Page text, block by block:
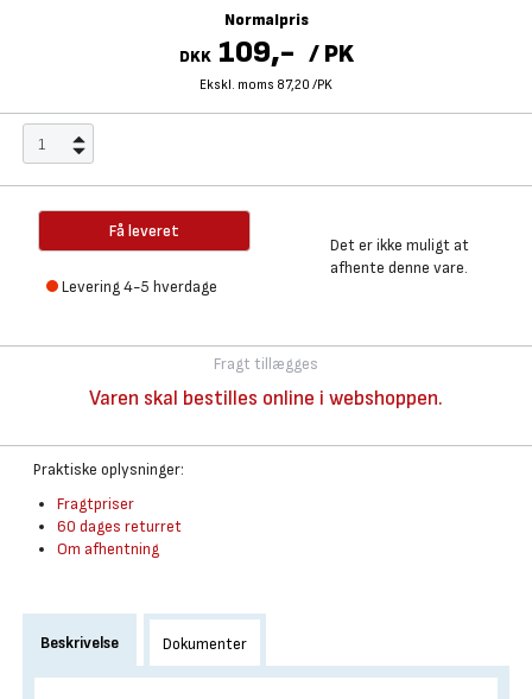
Normalpris
DKK 109,- / PK
Ekskl. moms 87,20 /PK
Få leveret
Levering 4-5 hverdage
Det er ikke muligt at
afhente denne vare.
Fragt tillægges
Varen skal bestilles online i webshoppen.
Praktiske oplysninger:
Fragtpriser
60 dages returret
Om afhentning
Beskrivelse Dokumenter